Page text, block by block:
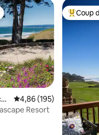
⋅
Évaluation moyenne sur
4,86 (195)
Resort
Coups
Coup